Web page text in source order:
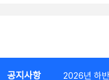
공지사항 2026년 하